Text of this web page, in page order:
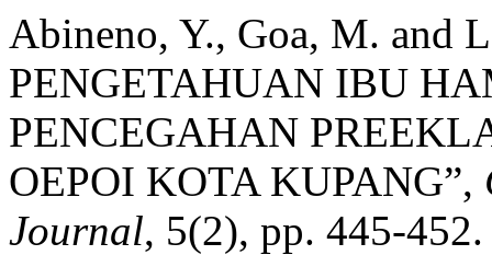
Abineno, Y., Goa, M. and
PENGETAHUAN IBU
PENCEGAHAN
OEPOI KOTA KUPANG”,
Journal, 5(2), pp. 445-